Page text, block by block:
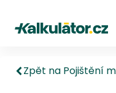
Kalkulátor.cz
Zpět na Pojištění